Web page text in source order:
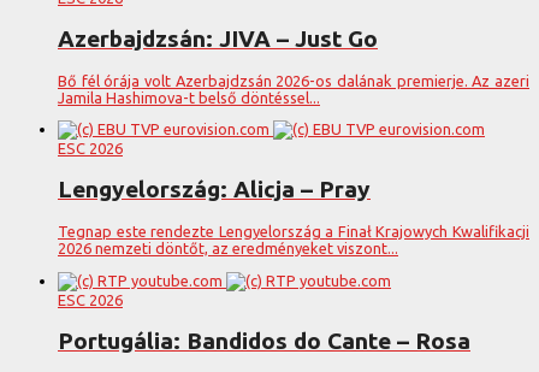
Azerbajdzsán: JIVA – Just Go
Bő fél órája volt Azerbajdzsán 2026-os dalának premierje. Az azeri
Jamila Hashimova-t belső döntéssel...
ESC 2026
Lengyelország: Alicja – Pray
Tegnap este rendezte Lengyelország a Finał Krajowych Kwalifikacji
2026 nemzeti döntőt, az eredményeket viszont...
ESC 2026
Portugália: Bandidos do Cante – Rosa